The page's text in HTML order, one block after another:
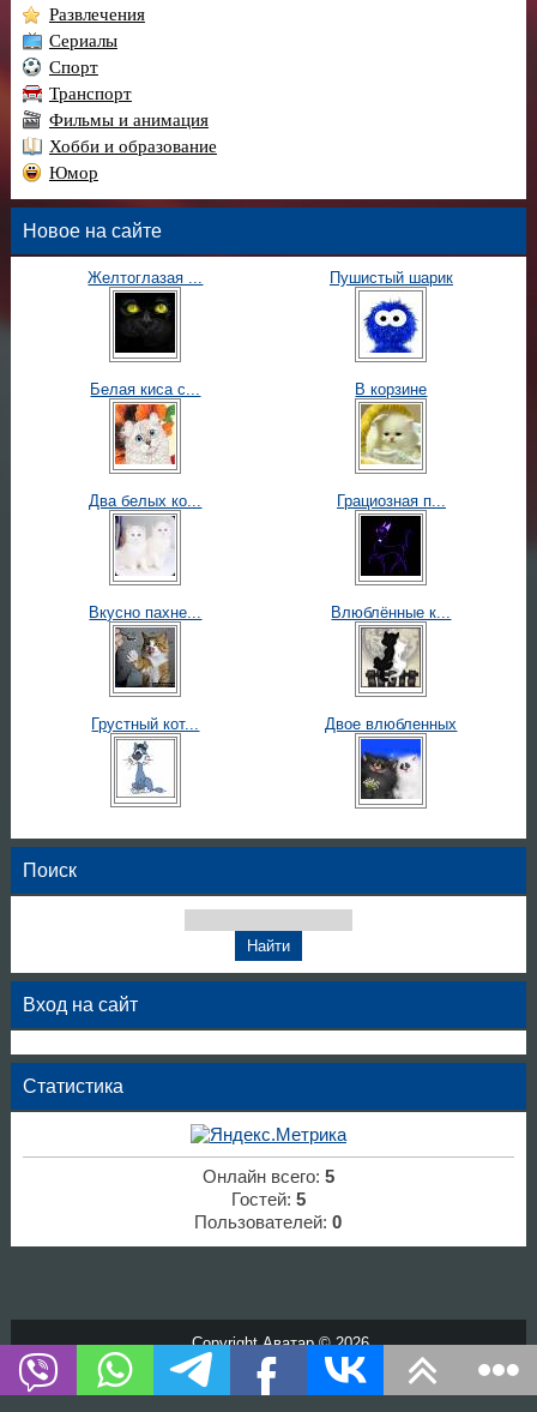
Развлечения
Сериалы
Спорт
Транспорт
Фильмы и анимация
Хобби и образование
Юмор
Новое на сайте
Желтоглазая ... Пушистый шарик
Белая киса с... В корзине
Два белых ко... Грациозная п...
Вкусно пахне... Влюблённые к...
Грустный кот... Двое влюбленных
Поиск
Вход на сайт
Статистика
Онлайн всего: 5
Гостей: 5
Пользователей:0
Copyright Аватар © 2026
Хостинг от
uCoz